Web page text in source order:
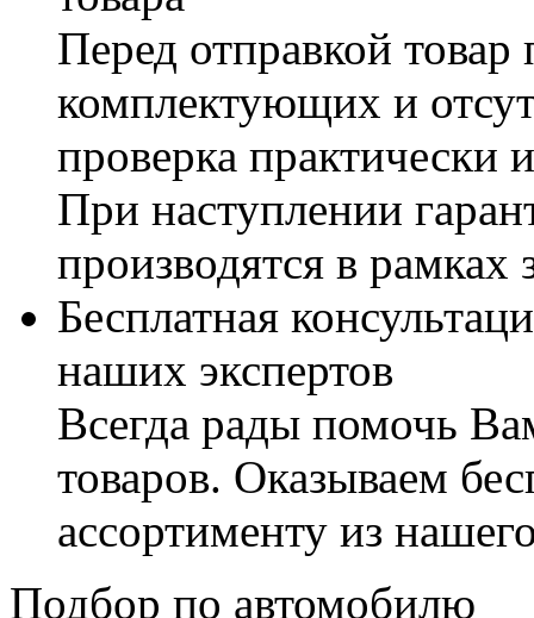
Перед отправкой товар
комплектующих и
проверка практически
При наступлении
производятся в рамках
Бесплатная
наших экспертов
Всегда рады помочь
товаров. Оказываем
ассортименту из
Подбор по автомобилю